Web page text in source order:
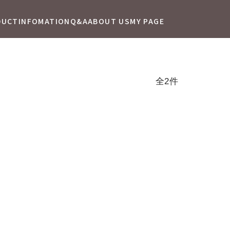
INFOMATION Q&AABOUT USMY PAGE
全2件